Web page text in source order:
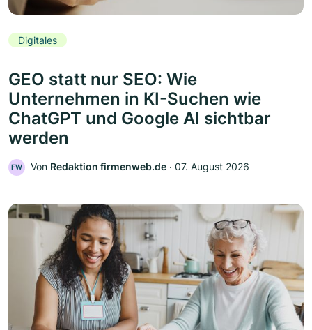
Digitales
GEO statt nur SEO: Wie
Unternehmen in KI-Suchen wie
ChatGPT und Google AI sichtbar
werden
FW Von Redaktion firmenweb.de ‧ 07. August 2026